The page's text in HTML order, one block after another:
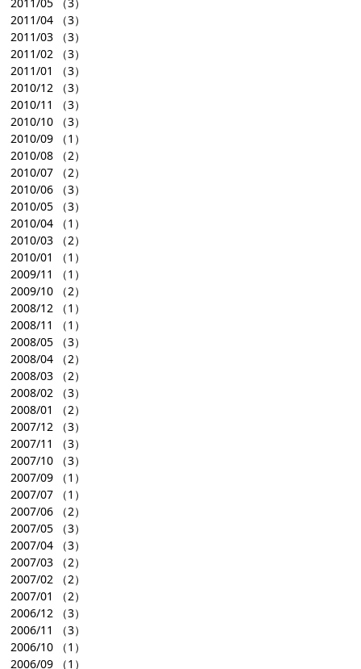
2011/05 （3）
2011/04 （3）
2011/03 （3）
2011/02 （3）
2011/01
（3）
2010/12 （3）
2010/11
（3）
2010/10 （3）
2010/09 （1）
2010/08 （2）
2010/07 （2）
2010/06 （3）
2010/05 （3）
2010/04 （1）
2010/03 （2）
2010/01
（1）
2009/11
（1）
2009/10 （2）
2008/12 （1）
2008/11
（1）
2008/05 （3）
2008/04 （2）
2008/03 （2）
2008/02 （3）
2008/01
（2）
2007/12 （3）
2007/11
（3）
2007/10 （3）
2007/09 （1）
2007/07 （1）
2007/06 （2）
2007/05 （3）
2007/04 （3）
2007/03 （2）
2007/02 （2）
2007/01
（2）
2006/12 （3）
2006/11
（3）
2006/10 （1）
2006/09 （1）